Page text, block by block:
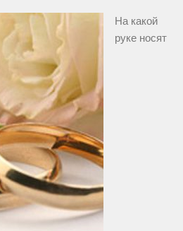
На какой
руке носят